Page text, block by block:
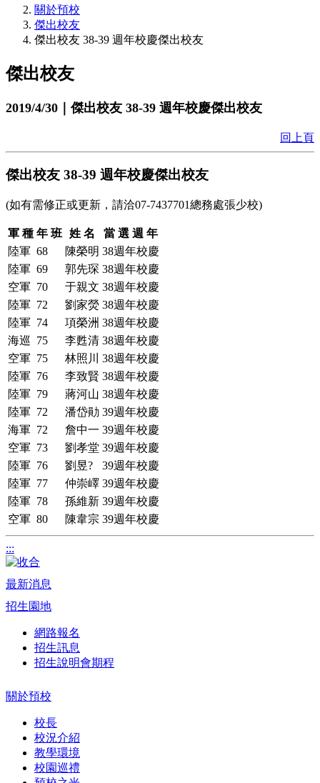
關於預校
傑出校友
傑出校友 38-39 週年校慶傑出校友
傑出校友
2019/4/30｜傑出校友 38-39 週年校慶傑出校友
回上頁
傑出校友 38-39 週年校慶傑出校友
(如有需修正或更新，請洽07-7437701總務處張少校)
軍 種 年 班 姓 名
當 選 週 年
陸軍 68 陳榮明 38週年校慶
陸軍 69 郭先琛 38週年校慶
空軍 70 于親文 38週年校慶
陸軍 72 劉家熒 38週年校慶
陸軍 74 項榮洲 38週年校慶
海巡 75 李甦清 38週年校慶
空軍 75 林照川
38週年校慶
陸軍 76 李致賢 38週年校慶
陸軍 79 蔣河山 38週年校慶
陸軍 72 潘岱勛 39週年校慶
海軍 72 詹中一 39週年校慶
空軍 73 劉孝堂 39週年校慶
陸軍 76 劉昱?
39週年校慶
陸軍 77 仲崇嶧 39週年校慶
陸軍 78 孫維新 39週年校慶
空軍 80 陳韋宗 39週年校慶
:::
最新消息
招生園地
網路報名
招生訊息
招生說明會期程
關於預校
校長
校況介紹
教學環境
校園巡禮